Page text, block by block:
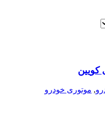
کویین
, موتوری خودرو